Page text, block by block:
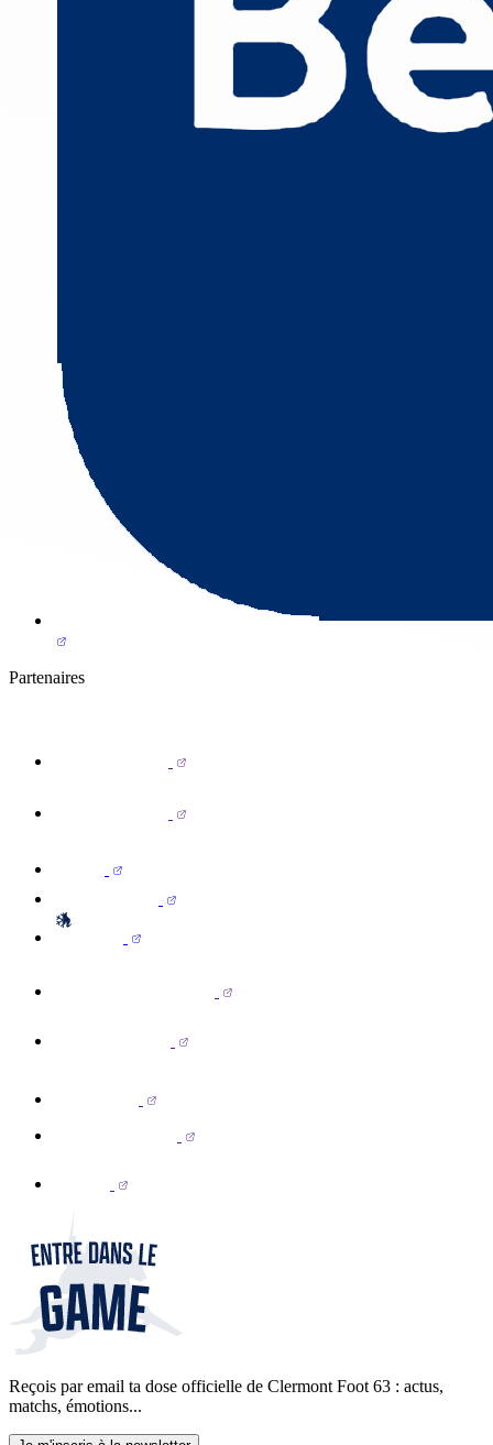
Partenaires
Reçois par email ta dose officielle de Clermont Foot 63 : actus,
matchs, émotions...